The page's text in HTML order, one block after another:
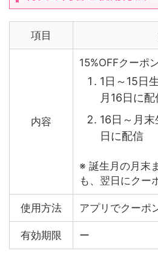
項目
内容
15%OFFクーポ
1日～15日
月16日に配
16日～月
日に配信
※ 誕生月の月末
も、翌日にクー
使用方法 アプリでクーポ
有効期限 ー